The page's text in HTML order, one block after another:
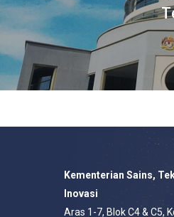
Kementerian Sains,
Inovasi
Aras 1-7, Blok C4 & C5,